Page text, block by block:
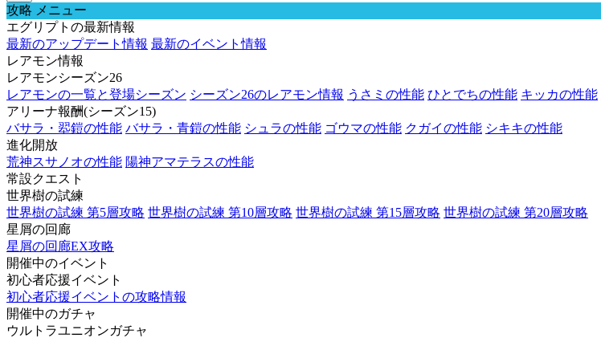
攻略 メニュー
エグリプトの最新情報
最新のアップデート情報 最新のイベント情報
レアモン情報
レアモンシーズン26
レアモンの一覧と登場シーズン シーズン26のレアモン情報 うさミの性能 ひとでちの性能 キッカの性能
アリーナ報酬(シーズン15)
バサラ・翆鎧の性能 バサラ・青鎧の性能 シュラの性能 ゴウマの性能 クガイの性能 シキキの性能
進化開放
荒神スサノオの性能 陽神アマテラスの性能
常設クエスト
世界樹の試練
世界樹の試練 第5層攻略 世界樹の試練 第10層攻略 世界樹の試練 第15層攻略 世界樹の試練 第20層攻略
星屑の回廊
星屑の回廊EX攻略
開催中のイベント
初心者応援イベント
初心者応援イベントの攻略情報
開催中のガチャ
ウルトラユニオンガチャ